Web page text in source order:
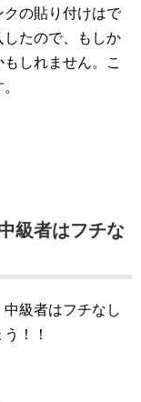
の貼り付けはで
したので、もしか
しれません。こ
者はフチな
級者はフチなし
！！